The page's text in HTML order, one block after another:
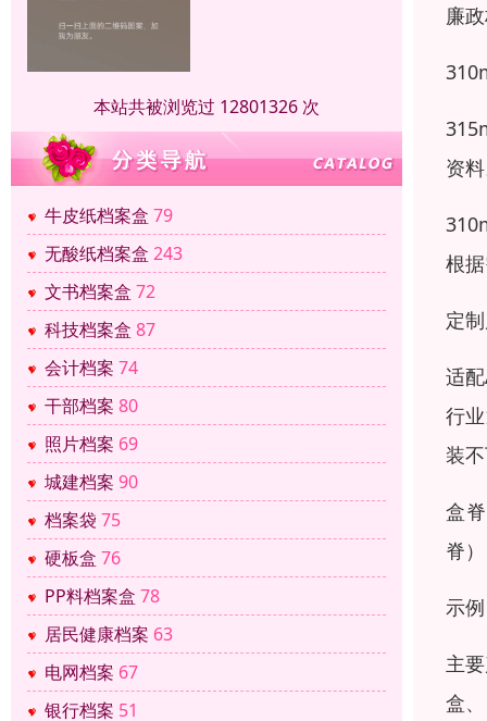
本站共被浏览过 12801326 次
牛皮纸档案盒 79
无酸纸档案盒 243
文书档案盒 72
科技档案盒 87
会计档案 74
干部档案 80
照片档案 69
城建档案 90
档案袋 75
硬板盒 76
PP料档案盒 78
居民健康档案 63
电网档案 67
银行档案 51
廉
资
根
定
适
行
装
盒
脊
示
主
盒